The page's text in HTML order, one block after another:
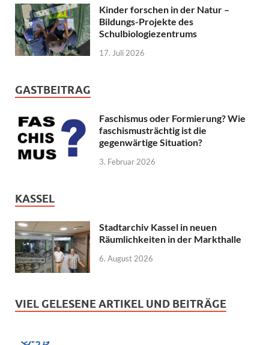
Kinder forschen in der Natur –
Bildungs-Projekte des
Schulbiologiezentrums
17. Juli 2026
GASTBEITRAG
Faschismus oder Formierung? Wie
faschismusträchtig ist die
gegenwärtige Situation?
3. Februar 2026
KASSEL
Stadtarchiv Kassel in neuen
Räumlichkeiten in der Markthalle
6. August 2026
VIEL GELESENE ARTIKEL UND BEITRÄGE